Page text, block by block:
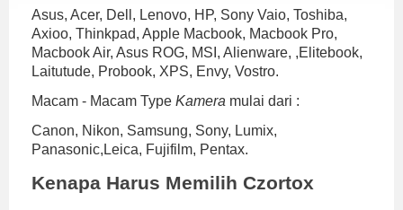
Asus, Acer, Dell, Lenovo, HP, Sony Vaio, Toshiba,
Axioo, Thinkpad, Apple Macbook, Macbook Pro,
Macbook Air, Asus ROG, MSI, Alienware, ,Elitebook,
Laitutude, Probook, XPS, Envy, Vostro.
Macam - Macam Type Kamera mulai dari :
Canon, Nikon, Samsung, Sony, Lumix,
Panasonic,Leica, Fujifilm, Pentax.
Kenapa Harus Memilih Czortox